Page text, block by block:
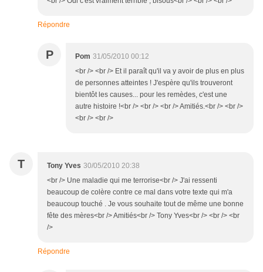
Répondre
P Pom 31/05/2010 00:12
<br /> <br /> Et il paraît qu'il va y avoir de plus en plus
de personnes atteintes ! J'espère qu'ils trouveront
bientôt les causes... pour les remèdes, c'est une
autre histoire !<br /> <br /> <br /> Amitiés.<br /> <br />
<br /> <br />
T Tony Yves 30/05/2010 20:38
<br /> Une maladie qui me terrorise<br /> J'ai ressenti
beaucoup de colère contre ce mal dans votre texte qui m'a
beaucoup touché . Je vous souhaite tout de même une bonne
fête des mères<br /> Amitiés<br /> Tony Yves<br /> <br /> <br
/>
Répondre